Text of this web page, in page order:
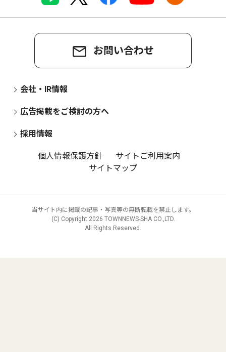
お問い合わせ
会社・IR情報
広告掲載をご検討の方へ
採用情報
個人情報保護方針
サイトご利用案内
サイトマップ
当サイト内に掲載の記事・写真等の無断転載を禁止します。
(C) Copyright 2026 TOWNNEWS-SHA CO.,LTD.
All Rights Reserved.